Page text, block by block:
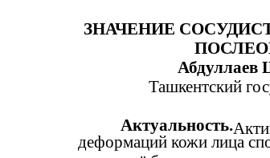
ЗНАЧЕНИЕ
Ташкентский
Актуальность.
деформаций кожи лица